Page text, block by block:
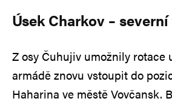
Úsek Charkov –
Z osy Čuhujiv umožnily rotace
armádě znovu vstoupit do
Haharina ve městě Vovčansk.